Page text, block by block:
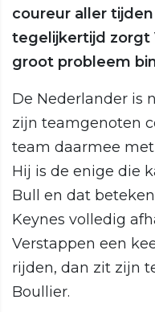
coureur aller
tegelijkertijd zorgt
groot probleem
De Nederlander is
zijn teamgenoten
team daarmee
Hij is de enige die
Bull en dat
Keynes volledig
Verstappen een
rijden, dan zit zijn
Boullier.